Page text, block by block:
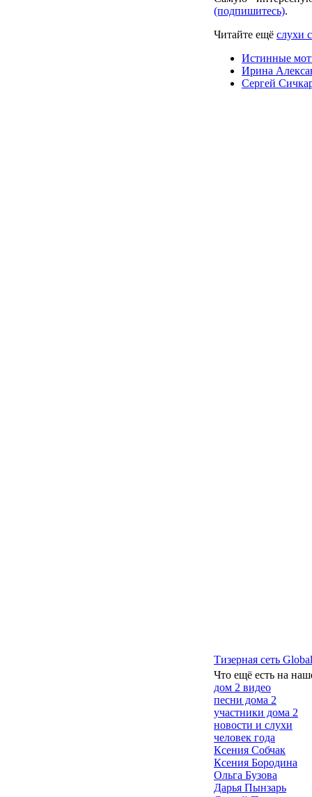
(подпишитесь).
Читайте ещё слухи
Истинные
Ирина
Сергей
Тизерная сеть
Что ещё есть на
дом 2 видео
песни дома 2
участники дома 2
новости и слухи
человек года
Ксения Собчак
Ксения Бородина
Ольга Бузова
Дарья Пынзарь